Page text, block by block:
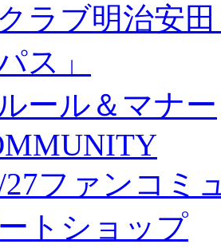
ラブ明治安
ス」
ール＆マナー
27ファンコミ
トショップ